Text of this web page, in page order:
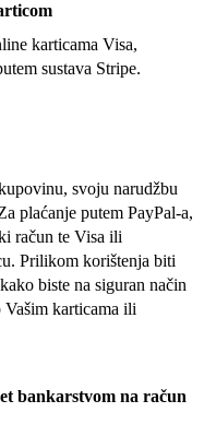
karticama Visa,
sustava Stripe.
svoju narudžbu
plaćanje putem PayPal-a,
račun te Visa ili
Prilikom korištenja biti
biste na siguran način
karticama ili
bankarstvom na račun